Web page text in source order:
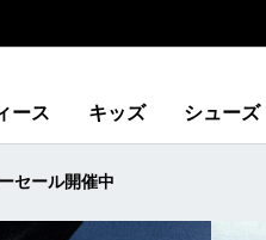
ース キッズ シューズ
セール開催中